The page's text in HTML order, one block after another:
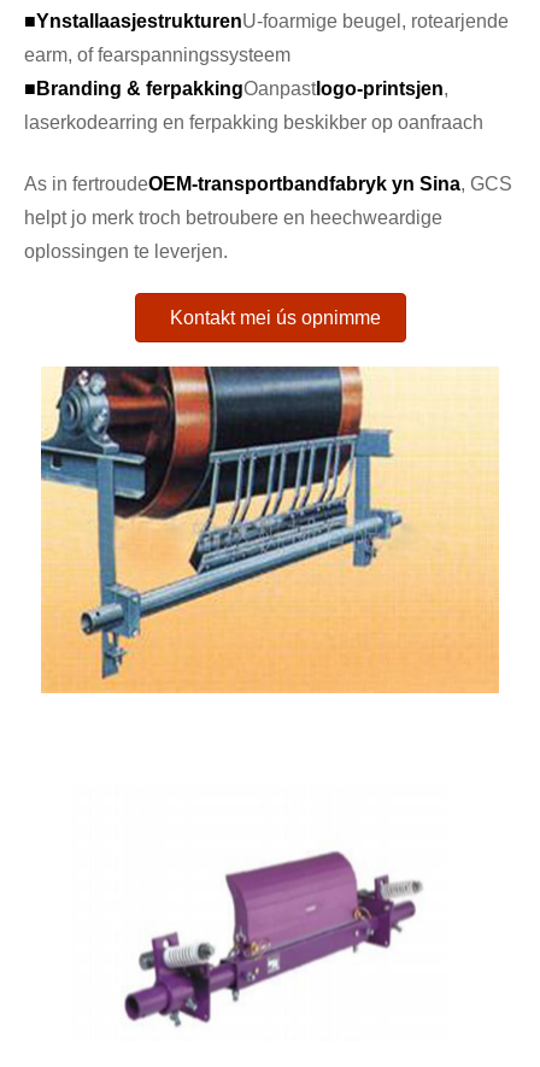
■YnstallaasjestrukturenU-foarmige beugel, rotearjende
earm, of fearspanningssysteem
■ Branding & ferpakkingOanpastlogo-printsjen,
laserkodearring en ferpakking beskikber op oanfraach
As in fertroudeOEM-transportbandfabryk yn Sina, GCS
helpt jo merk troch betroubere en heechweardige
oplossingen te leverjen.
Kontakt mei ús opnimme